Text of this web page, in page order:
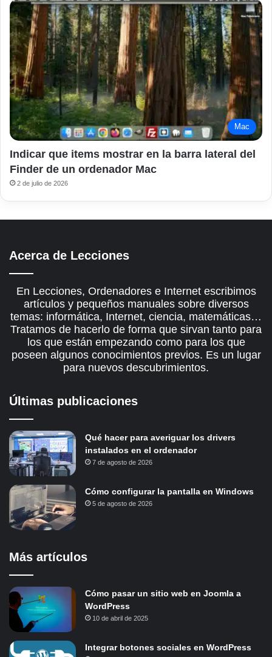
Mac
Indicar que items mostrar en la barra lateral del
Finder de un ordenador Mac
2 de julio de 2026
Acerca de Lecciones
En Lecciones, Ordenadores e Internet escribimos
artículos y pequeños manuales sobre diversos
temas: informática, Internet, ciencia, matemáticas…
Tratamos de hacerlo de forma que sirvan tanto para
los que están empezando como para los que
poseen algunos conocimientos previos. Es un lugar
para nuevos descubrimientos.
Últimas publicaciones
Qué hacer para averiguar los drivers
instalados en el ordenador
7 de agosto de 2026
Cómo configurar la pantalla en Windows
5 de agosto de 2026
Más artículos
Cómo pasar un sitio web en Joomla a
WordPress
10 de abril de 2025
Integrar botones sociales en WordPress